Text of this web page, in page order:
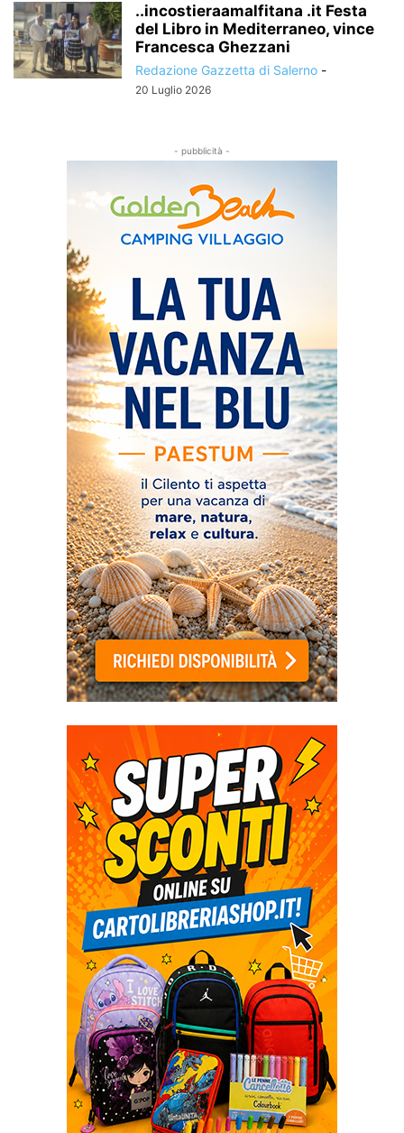
..incostieraamalfitana .it Festa
del Libro in Mediterraneo, vince
Francesca Ghezzani
Redazione Gazzetta di Salerno -
20 Luglio 2026
- pubblicità -